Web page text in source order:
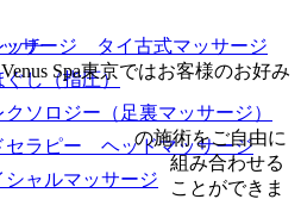
Venus Spa東京ではお客様のお好み
の施術をご自由に
組み合わせる
ことができま